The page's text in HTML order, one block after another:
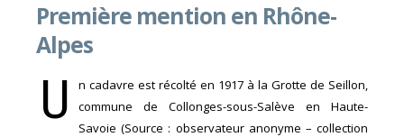
Première mention en Rhône-
Alpes
U
n cadavre est récolté en 1917 à la Grotte de Seillon,
commune de Collonges-sous-Salève en Haute-
Savoie (Source : observateur anonyme – collection